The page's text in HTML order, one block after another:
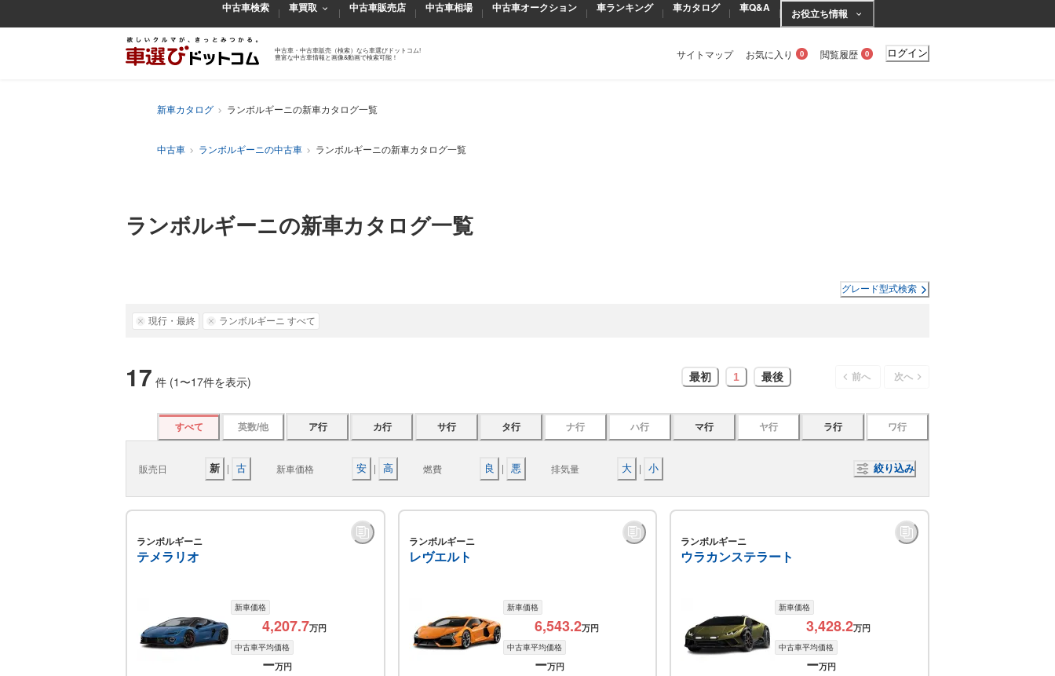
中古車検索 車買取 中古車販売店 中古車相場 中古車オークション 車ランキング 車カタログ 車Q&A お役立ち情報
中古車・中古車販売（検索）なら車選びドットコム!
豊富な中古車情報と画像&動画で検索可能！
サイトマップ お気に入り 0 閲覧履歴 0 ログイン
新車カタログ ランボルギーニの新車カタログ一覧
中古車 ランボルギーニの中古車 ランボルギーニの新車カタログ一覧
ランボルギーニの新車カタログ一覧
グレード型式検索
現行・最終 ランボルギーニ すべて
17 件 (1 〜17件を表示) 最初 1 最後 前へ 次へ
すべて 英数/他 ア行 カ行 サ行 タ行 ナ行 ハ行 マ行 ヤ行 ラ行 ワ行
販売日 新 | 古 新車価格 安 | 高 燃費 良 | 悪 排気量 大 | 小 絞り込み
ランボルギーニ
テメラリオ
新車価格
4,207.7万円
中古車平均価格
ー万円
ランボルギーニ
レヴエルト
新車価格
6,543.2万円
中古車平均価格
ー万円
ランボルギーニ
ウラカンステラート
新車価格
3,428.2万円
中古車平均価格
ー万円